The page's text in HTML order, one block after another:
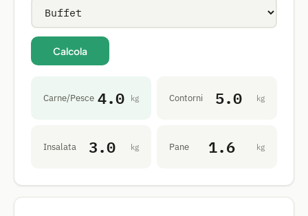
Calcola
Carne/Pesce 4.0 kg Contorni 5.0 kg
Insalata 3.0 kg Pane 1.6 kg